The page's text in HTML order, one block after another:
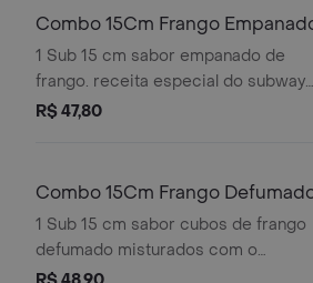
ilustrativa.
Combo 15Cm Frango
Bebida Sobremesa*
1 Sub 15 cm sabor empanado de
frango. receita especial do subway
bebida sobremesa! complementos
parmesão. não é possível alterar os
ingredientes do lanche, é permitido
apenas retirá-los. imagem
meramente ilustrativa.
R$ 47,80
Combo 15Cm Frango
com Cream Cheese Bebida
Sobremesa
1 Sub 15 cm sabor cubos de frango
defumado misturados com o
delicioso cream cheese bebida